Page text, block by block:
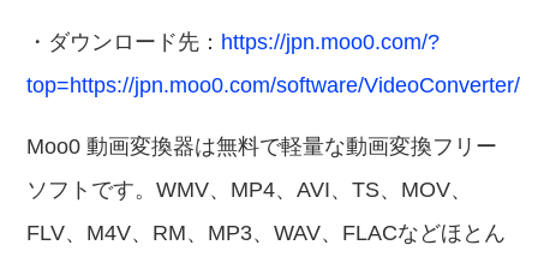
・ダウンロード先： https://jpn.moo0.com/?
top=https://jpn.moo0.com/software/VideoConverter/
Moo0 動画変換器は無料で軽量な動画変換フリー
ソフトです。WMV、MP4、AVI、TS、MOV、
FLV、M4V、RM、MP3、WAV、FLACなどほとん